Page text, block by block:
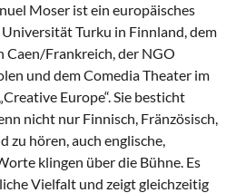
Moser ist ein europäisches
Turku in Finnland, dem
Caen/Frankreich, der NGO
und dem Comedia Theater im
Europe“. Sie besticht
nicht nur Finnisch, Fränzösisch,
zu hören, auch englische,
klingen über die Bühne. Es
Vielfalt und zeigt gleichzeitig